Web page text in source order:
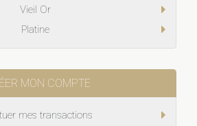
Vieil Or
Platine
MON COMPTE
mes transactions